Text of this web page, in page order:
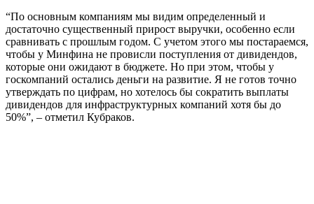
“По основным компаниям мы видим определенный и
достаточно существенный прирост выручки, особенно если
сравнивать с прошлым годом. С учетом этого мы постараемся,
чтобы у Минфина не провисли поступления от дивидендов,
которые они ожидают в бюджете. Но при этом, чтобы у
госкомпаний остались деньги на развитие. Я не готов точно
утверждать по цифрам, но хотелось бы сократить выплаты
дивидендов для инфраструктурных компаний хотя бы до
50%”, – отметил Кубраков.